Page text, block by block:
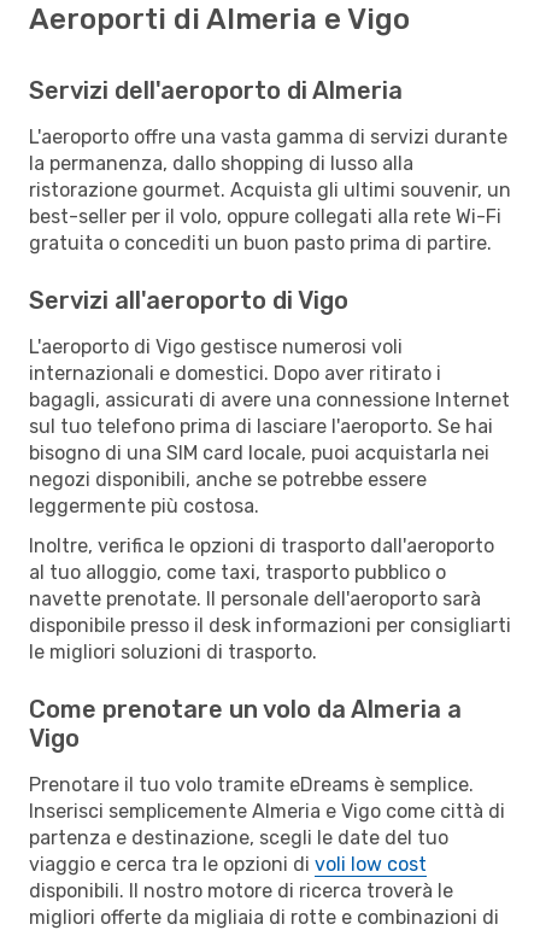
Aeroporti di Almeria e Vigo
Servizi dell'aeroporto di Almeria
L'aeroporto offre una vasta gamma di servizi durante
la permanenza, dallo shopping di lusso alla
ristorazione gourmet. Acquista gli ultimi souvenir, un
best-seller per il volo, oppure collegati alla rete Wi-Fi
gratuita o concediti un buon pasto prima di partire.
Servizi all'aeroporto di Vigo
L'aeroporto di Vigo gestisce numerosi voli
internazionali e domestici. Dopo aver ritirato i
bagagli, assicurati di avere una connessione Internet
sul tuo telefono prima di lasciare l'aeroporto. Se hai
bisogno di una SIM card locale, puoi acquistarla nei
negozi disponibili, anche se potrebbe essere
leggermente più costosa.
Inoltre, verifica le opzioni di trasporto dall'aeroporto
al tuo alloggio, come taxi, trasporto pubblico o
navette prenotate. Il personale dell'aeroporto sarà
disponibile presso il desk informazioni per consigliarti
le migliori soluzioni di trasporto.
Come prenotare un volo da Almeria a
Vigo
Prenotare il tuo volo tramite eDreams è semplice.
Inserisci semplicemente Almeria e Vigo come città di
partenza e destinazione, scegli le date del tuo
viaggio e cerca tra le opzioni di voli low cost
disponibili. Il nostro motore di ricerca troverà le
migliori offerte da migliaia di rotte e combinazioni di